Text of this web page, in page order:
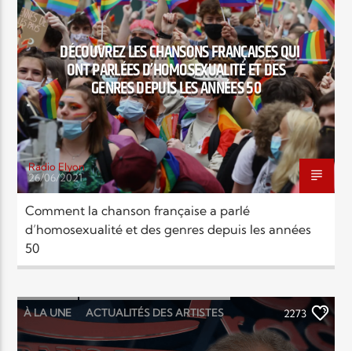
MUSIQUE POINTS FORTS POLITIQUE
SOCIÉTÉ
DÉCOUVREZ LES CHANSONS FRANÇAISES QUI
ONT PARLÉES D’HOMOSEXUALITÉ ET DES
GENRES DEPUIS LES ANNÉES 50
Radio Elyon
26/06/2021
Comment la chanson française a parlé
d’homosexualité et des genres depuis les années
50
À LA UNE ACTUALITÉS DES ARTISTES
ÉMISSION INTERVIEWS NEWS
2273